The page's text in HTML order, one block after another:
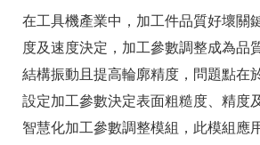
在工具機產業中，加工件品質好壞關
度及速度決定，加工參數調整成為品
結構振動且提高輪廓精度，問題點在
設定加工參數決定表面粗糙度、精度
智慧化加工參數調整模組，此模組應